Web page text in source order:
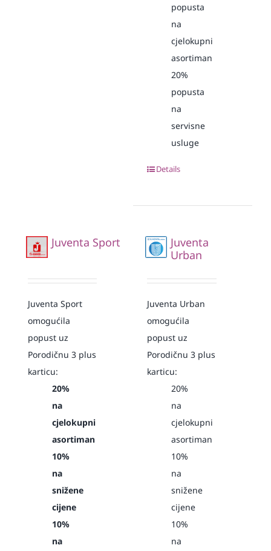
popusta
na
cjelokupni
asortiman
20%
popusta
na
servisne
usluge
Details
Juventa Sport
Juventa Sport
omogućila
popust uz
Porodičnu 3 plus
karticu:
20%
na
cjelokupni
asortiman
10%
na
snižene
cijene
10%
na
Juventa
Urban
Juventa Urban
omogućila
popust uz
Porodičnu 3 plus
karticu:
20%
na
cjelokupni
asortiman
10%
na
snižene
cijene
10%
na